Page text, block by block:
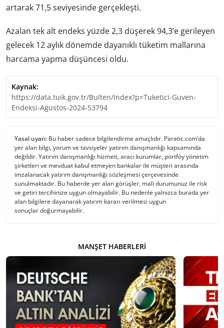
artarak 71,5 seviyesinde gerçekleşti.
Azalan tek alt endeks yüzde 2,3 düşerek 94,3’e gerileyen
gelecek 12 aylık dönemde dayanıklı tüketim mallarına
harcama yapma düşüncesi oldu.
Kaynak:
https://data.tuik.gov.tr/Bulten/Index?p=Tuketici-Guven-
Endeksi-Agustos-2024-53794
Yasal uyarı: Bu haber sadece bilgilendirme amaçlıdır. Paratic.com’da
yer alan bilgi, yorum ve tavsiyeler yatırım danışmanlığı kapsamında
değildir. Yatırım danışmanlığı hizmeti, aracı kurumlar, portföy yönetim
şirketleri ve mevduat kabul etmeyen bankalar ile müşteri arasında
imzalanacak yatırım danışmanlığı sözleşmesi çerçevesinde
sunulmaktadır. Bu haberde yer alan görüşler, mali durumunuz ile risk
ve getiri tercihinize uygun olmayabilir. Bu nedenle yalnızca burada yer
alan bilgilere dayanarak yatırım kararı verilmesi uygun
sonuçlar doğurmayabilir.
MANŞET HABERLERI